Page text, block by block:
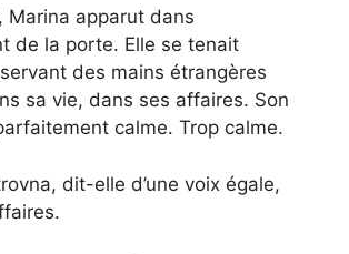
Marina apparut dans
de la porte. Elle se tenait
des mains étrangères
sa vie, dans ses affaires. Son
calme. Trop calme.
dit-elle d’une voix égale,